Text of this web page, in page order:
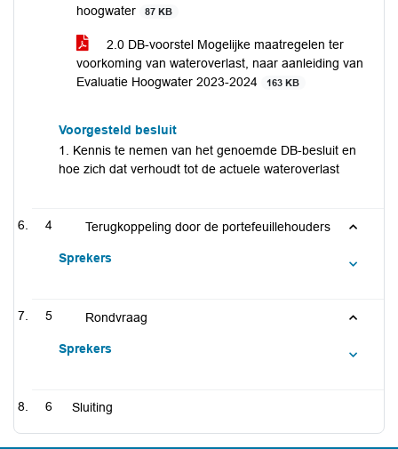
hoogwater
87 KB
2.0 DB-voorstel Mogelijke maatregelen ter
voorkoming van wateroverlast, naar aanleiding van
Evaluatie Hoogwater 2023-2024
163 KB
Voorgesteld besluit
1. Kennis te nemen van het genoemde DB-besluit en
hoe zich dat verhoudt tot de actuele wateroverlast
4 Terugkoppeling door de portefeuillehouders
Sprekers
5 Rondvraag
Sprekers
6 Sluiting